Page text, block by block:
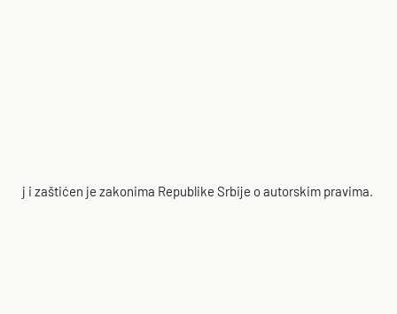
i zaštićen je zakonima Republike Srbije o autorskim pravima.